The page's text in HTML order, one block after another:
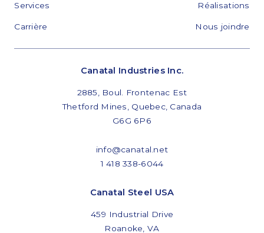
Services Réalisations
Carrière Nous joindre
Canatal Industries Inc.
2885, Boul. Frontenac Est
Thetford Mines, Quebec, Canada
G6G 6P6
info@canatal.net
1 418 338-6044
Canatal Steel USA
459 Industrial Drive
Roanoke, VA